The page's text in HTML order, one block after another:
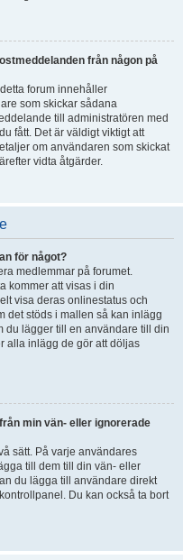
från någon på
forum innehåller
som skickar sådana
till administratören med
fått. Det är väldigt viktigt att
om användaren som skickat
vidta åtgärder.
för något?
medlemmar på forumet.
kommer att visas i din
visa deras onlinestatus och
det stöds i mallen så kan inlägg
du lägger till en användare till din
alla inlägg de gör att döljas
min vän- eller ignorerade
sätt. På varje användares
till dem till din vän- eller
du lägga till användare direkt
Du kan också ta bort